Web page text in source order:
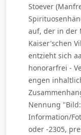
Stoever
auf, der in der
Kaiser'schen
entzieht sich
honorarfrei -
engen
Nennung "Bild:
Information/
oder -2305,